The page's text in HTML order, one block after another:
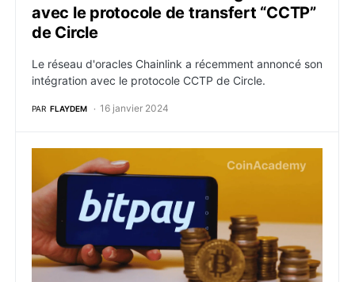
avec le protocole de transfert “CCTP”
de Circle
Le réseau d'oracles Chainlink a récemment annoncé son
intégration avec le protocole CCTP de Circle.
PAR FLAYDEM 16 janvier 2024
Les clients BitPay peuvent désormais acheter des